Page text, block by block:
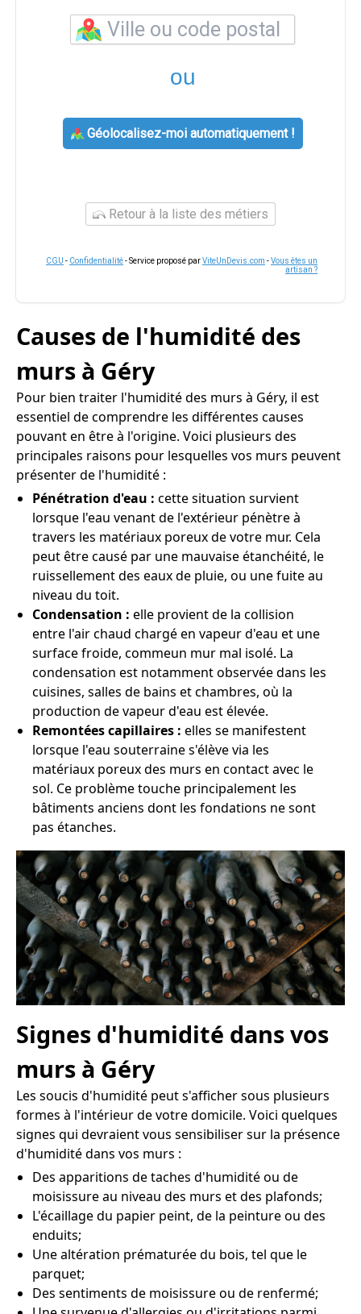
ou
Géolocalisez-moi automatiquement !
Retour à la liste des métiers
CGU - Confidentialité- Service proposé parViteUnDevis.com -Vous êtes un
artisan ?
Causes de l'humidité des
murs à Géry
Pour bien traiter l'humidité des murs à Géry, il est
essentiel de comprendre les différentes causes
pouvant en être à l'origine. Voici plusieurs des
principales raisons pour lesquelles vos murs peuvent
présenter de l'humidité :
Pénétration d'eau : cette situation survient
lorsque l'eau venant de l'extérieur pénètre à
travers les matériaux poreux de votre mur. Cela
peut être causé par une mauvaise étanchéité, le
ruissellement des eaux de pluie, ou une fuite au
niveau du toit.
Condensation : elle provient de la collision
entre l'air chaud chargé en vapeur d'eau et une
surface froide, commeun mur mal isolé. La
condensation est notamment observée dans les
cuisines, salles de bains et chambres, où la
production de vapeur d'eau est élevée.
Remontées capillaires : elles se manifestent
lorsque l'eau souterraine s'élève via les
matériaux poreux des murs en contact avec le
sol. Ce problème touche principalement les
bâtiments anciens dont les fondations ne sont
pas étanches.
Signes d'humidité dans vos
murs à Géry
Les soucis d'humidité peut s'afficher sous plusieurs
formes à l'intérieur de votre domicile. Voici quelques
signes qui devraient vous sensibiliser sur la présence
d'humidité dans vos murs :
Des apparitions de taches d'humidité ou de
moisissure au niveau des murs et des plafonds;
L'écaillage du papier peint, de la peinture ou des
enduits;
Une altération prématurée du bois, tel que le
parquet;
Des sentiments de moisissure ou de renfermé;